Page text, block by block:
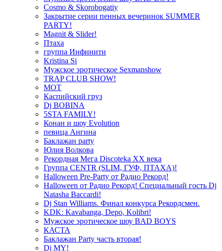
Cosmo & Skorobogatiy
Закрытие серии пенных вечеринок SUMMER
PARTY!
Magnit & Slider!
Птаха
группа Инфинити
Kristina Si
Мужское эротическое Sexmanshow
TRAP CLUB SHOW!
МОТ
Каспийский груз
Dj BOBINA
5STA FAMILY!
Конан и шоу Evolution
певица Ангина
Баклажан party
Юлия Волкова
Рекордная Мега Discoteka XX века
Группа CENTR (SLIM, ГУФ, ПТАХА)!
Halloween Pre-Party от Радио Рекорд!
Halloween от Радио Рекорд! Специальный гость Dj
Natasha Baccardi!
Dj Stan Williams. Финал конкурса Рекордсмен.
KDK: Kavabanga, Depo, Kolibri!
Мужское эротическое шоу BAD BOYS
КАСТА
Баклажан Party часть вторая!
Dj MY!